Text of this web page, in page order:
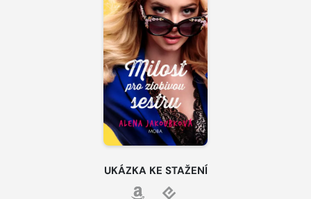
UKÁZKA KE STAŽENÍ